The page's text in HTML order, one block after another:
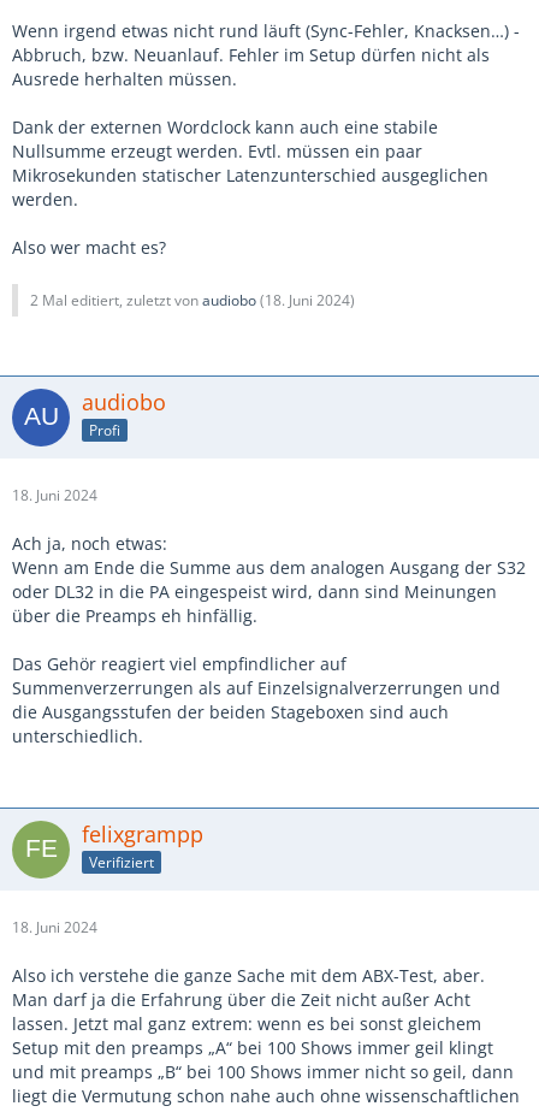
Wenn irgend etwas nicht rund läuft (Sync-Fehler, Knacksen…) -
Abbruch, bzw. Neuanlauf. Fehler im Setup dürfen nicht als
Ausrede herhalten müssen.
Dank der externen Wordclock kann auch eine stabile
Nullsumme erzeugt werden. Evtl. müssen ein paar
Mikrosekunden statischer Latenzunterschied ausgeglichen
werden.
Also wer macht es?
2 Mal editiert, zuletzt vonaudiobo(18. Juni 2024)
audiobo
Profi
18. Juni 2024
Ach ja, noch etwas:
Wenn am Ende die Summe aus dem analogen Ausgang der S32
oder DL32 in die PA eingespeist wird, dann sind Meinungen
über die Preamps eh hinfällig.
Das Gehör reagiert viel empfindlicher auf
Summenverzerrungen als auf Einzelsignalverzerrungen und
die Ausgangsstufen der beiden Stageboxen sind auch
unterschiedlich.
felixgrampp
Verifiziert
18. Juni 2024
Also ich verstehe die ganze Sache mit dem ABX-Test, aber.
Man darf ja die Erfahrung über die Zeit nicht außer Acht
lassen. Jetzt mal ganz extrem: wenn es bei sonst gleichem
Setup mit den preamps „A“ bei 100 Shows immer geil klingt
und mit preamps „B“ bei 100 Shows immer nicht so geil, dann
liegt die Vermutung schon nahe auch ohne wissenschaftlichen